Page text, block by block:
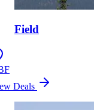
Field
Deals